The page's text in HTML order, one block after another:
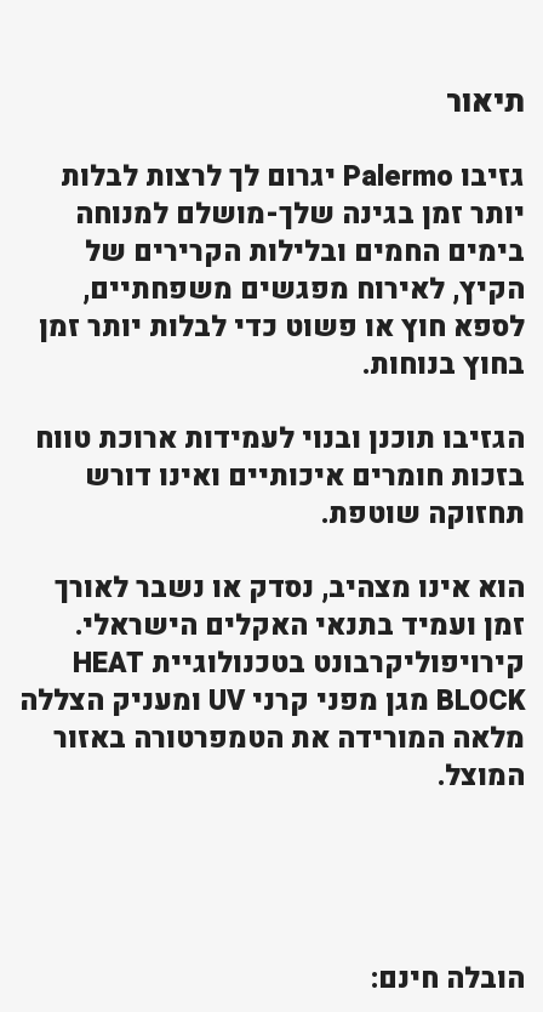
תיאור
גזיבו Palermo יגרום לך לרצות לבלות
יותר זמן בגינה שלך-מושלם למנוחה
בימים החמים ובלילות הקרירים של
הקיץ, לאירוח מפגשים משפחתיים,
לספא חוץ או פשוט כדי לבלות יותר זמן
בחוץ בנוחות.
הגזיבו תוכנן ובנוי לעמידות ארוכת טווח
בזכות חומרים איכותיים ואינו דורש
תחזוקה שוטפת.
הוא אינו מצהיב, נסדק או נשבר לאורך
זמן ועמיד בתנאי האקלים הישראלי.
קירויפוליקרבונט בטכנולוגיית HEAT
BLOCK מגן מפני קרני UV ומעניק הצללה
מלאה המורידה את הטמפרטורה באזור
המוצל.
הובלה חינם: